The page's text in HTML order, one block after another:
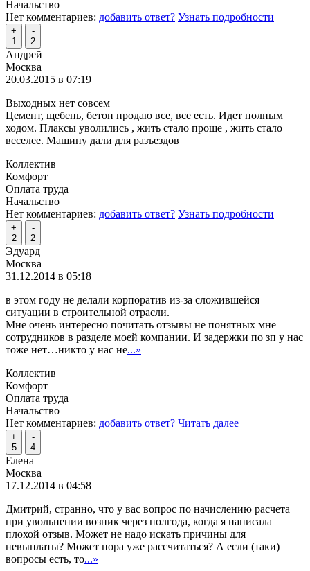
Начальство
Нет комментариев: добавить ответ? Узнать подробности
+
1
-
2
Андрей
Москва
20.03.2015 в 07:19
Выходных нет совсем
Цемент, щебень, бетон продаю все, все есть. Идет полным
ходом. Плаксы уволились , жить стало проще , жить стало
веселее. Машину дали для разъездов
Коллектив
Комфорт
Оплата труда
Начальство
Нет комментариев: добавить ответ? Узнать подробности
+
2
-
2
Эдуард
Москва
31.12.2014 в 05:18
в этом году не делали корпоратив из-за сложившейся
ситуации в строительной отрасли.
Мне очень интересно почитать отзывы не понятных мне
сотрудников в разделе моей компании. И задержки по зп у нас
тоже нет…никто у нас не...»
Коллектив
Комфорт
Оплата труда
Начальство
Нет комментариев: добавить ответ? Читать далее
+
5
-
4
Елена
Москва
17.12.2014 в 04:58
Дмитрий, странно, что у вас вопрос по начислению расчета
при увольнении возник через полгода, когда я написала
плохой отзыв. Может не надо искать причины для
невыплаты? Может пора уже рассчитаться? А если (таки)
вопросы есть, то...»